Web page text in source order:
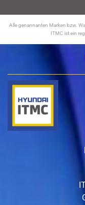
Alle genannanten Marken bzw.
ITMC ist ein